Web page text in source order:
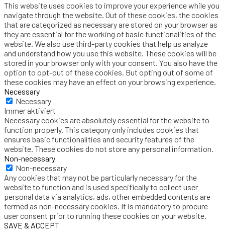
This website uses cookies to improve your experience while you
navigate through the website. Out of these cookies, the cookies
that are categorized as necessary are stored on your browser as
they are essential for the working of basic functionalities of the
website. We also use third-party cookies that help us analyze
and understand how you use this website. These cookies will be
stored in your browser only with your consent. You also have the
option to opt-out of these cookies. But opting out of some of
these cookies may have an effect on your browsing experience.
Necessary
Necessary
Immer aktiviert
Necessary cookies are absolutely essential for the website to
function properly. This category only includes cookies that
ensures basic functionalities and security features of the
website. These cookies do not store any personal information.
Non-necessary
Non-necessary
Any cookies that may not be particularly necessary for the
website to function and is used specifically to collect user
personal data via analytics, ads, other embedded contents are
termed as non-necessary cookies. It is mandatory to procure
user consent prior to running these cookies on your website.
SAVE & ACCEPT